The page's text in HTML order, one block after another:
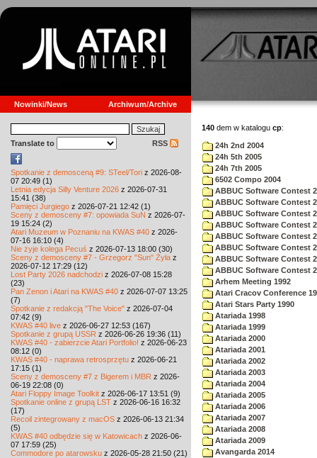
Nowinki/News Archiwum/Archive
Translate to RSS
Spotkanie z demosceną #9: STeel/Tori z 2026-08-
07 20:49 (1)
Letnia edycja Silly Venture 2026 z 2026-07-31
15:41 (38)
Pamięci Jurgiego z 2026-07-21 12:42 (1)
Sceny z demosceny #7: opowiada SuN z 2026-07-
19 15:24 (2)
Atari Muzeum w Poznaniu na KWAS #40 z 2026-
07-16 16:10 (4)
Nie żyje kolega Pecuś z 2026-07-13 18:00 (30)
Sceny z demosceny #7 - Grzegorz "Sun" Żyła z
2026-07-12 17:29 (12)
Lost Party 2026 nadchodzi z 2026-07-08 15:28
(23)
Pan Zenon i Atari na KWAS #40 z 2026-07-07 13:25
(7)
Spotkanie z redakcją "The Voice" z 2026-07-04
07:42 (9)
KWAS #40 live z 2026-06-27 12:53 (167)
Spotkanie z grupą USSR z 2026-06-26 19:36 (11)
KWAS #40 - zabierzcie Atari Portfolio! z 2026-06-23
08:12 (0)
KWAS #40 - naprawa retrosprzętu z 2026-06-21
17:15 (1)
Sceny z demosceny #7 z Bigerem i MBR z 2026-
06-19 22:08 (0)
Atari Floppy Image Toolkit z 2026-06-17 13:51 (9)
Spotkanie online z grupą LST z 2026-06-16 16:32
(17)
Recoil zintegrowany z macOS z 2026-06-13 21:34
(5)
KWAS #40 odbędzie się w Katowicach z 2026-06-
07 17:59 (25)
Commodore po atarowsku z 2026-05-28 21:50 (21)
140 dem w katalogu cp:
24h 2nd 2004
24h 5th 2005
24h 7th 2005
6502 Compo 2004
ABBUC Software Contest
ABBUC Software Contest
ABBUC Software Contest
ABBUC Software Contest
ABBUC Software Contest
ABBUC Software Contest
ABBUC Software Contest
ABBUC Software Contest
Arhem Meeting 1992
Atari Cracov Conference
Atari Stars Party 1990
Atariada 1998
Atariada 1999
Atariada 2000
Atariada 2001
Atariada 2002
Atariada 2003
Atariada 2004
Atariada 2005
Atariada 2006
Atariada 2007
Atariada 2008
Atariada 2009
Avangarda 2014